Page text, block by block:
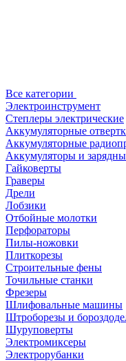
Все категории
Электроинструмент
Степлеры электрические
Аккумуляторные
Аккумуляторные
Аккумуляторы и
Гайковерты
Граверы
Дрели
Лобзики
Отбойные молотки
Перфораторы
Пилы-ножовки
Плиткорезы
Строительные фены
Точильные станки
Фрезеры
Шлифовальные машины
Штроборезы и
Шуруповерты
Электромиксеры
Электрорубанки